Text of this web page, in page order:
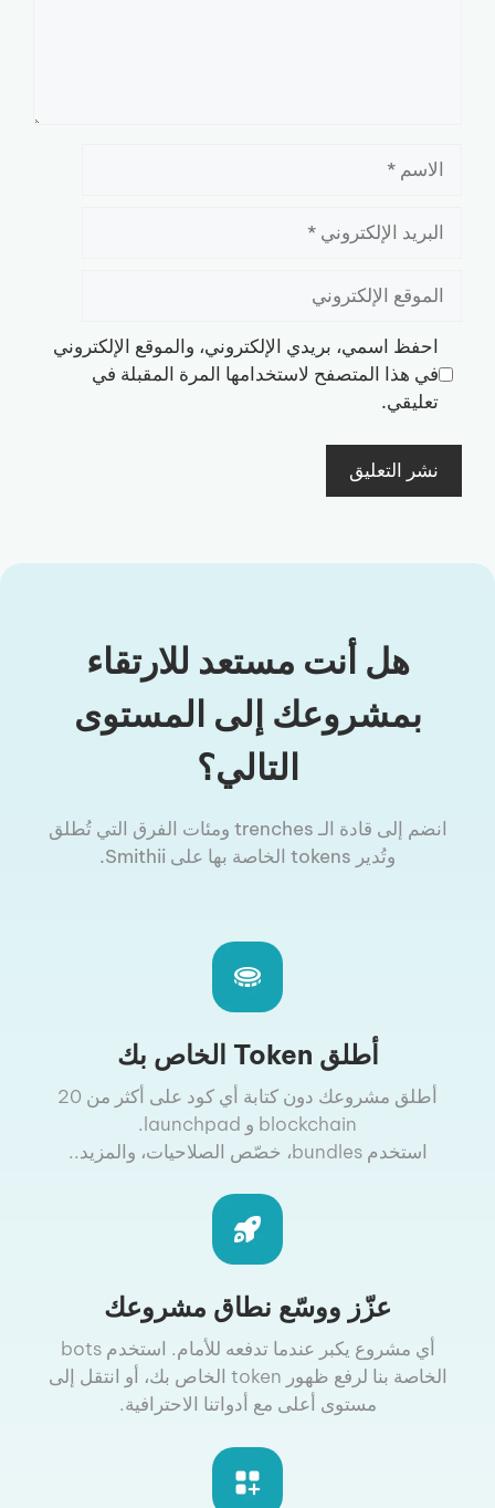
الاسم
البريد
الإلكتروني
الموقع
الإلكتروني
احفظ اسمي، بريدي الإلكتروني، والموقع الإلكتروني
في هذا المتصفح لاستخدامها المرة المقبلة في
تعليقي.
هل أنت مستعد للارتقاء
بمشروعك إلى المستوى
التالي؟
انضم إلى قادة الـ trenches ومئات الفرق التي تُطلق
وتُدير tokens الخاصة بها على Smithii.
أطلق Token الخاص بك
أطلق مشروعك دون كتابة أي كود على أكثر من 20
blockchain و launchpad.
استخدم bundles، خصّص الصلاحيات، والمزيد..
عزّز ووسّع نطاق مشروعك
أي مشروع يكبر عندما تدفعه للأمام. استخدم bots
الخاصة بنا لرفع ظهور token الخاص بك، أو انتقل إلى
مستوى أعلى مع أدواتنا الاحترافية.